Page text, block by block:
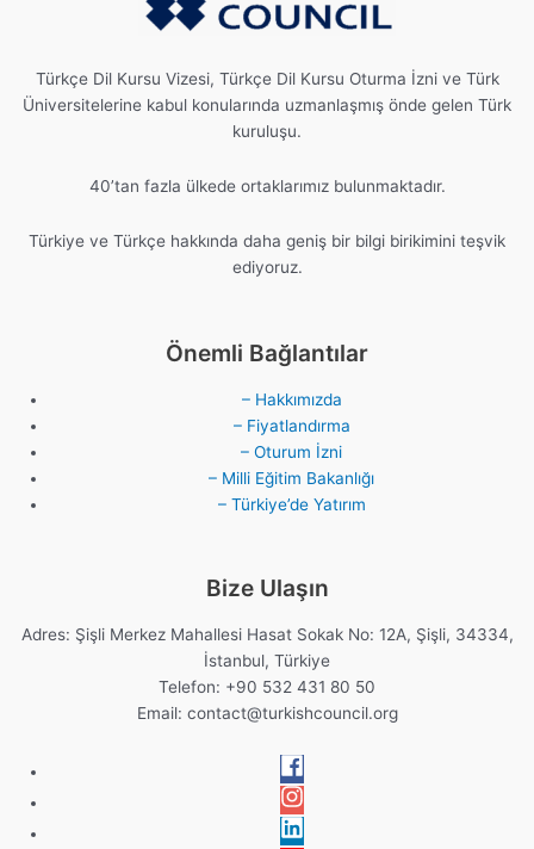
Türkçe Dil Kursu Vizesi, Türkçe Dil Kursu Oturma İzni ve Türk
Üniversitelerine kabul konularında uzmanlaşmış önde gelen Türk
kuruluşu.
40’tan fazla ülkede ortaklarımız bulunmaktadır.
Türkiye ve Türkçe hakkında daha geniş bir bilgi birikimini teşvik
ediyoruz.
Önemli Bağlantılar
– Hakkımızda
– Fiyatlandırma
– Oturum İzni
– Milli Eğitim Bakanlığı
– Türkiye’de Yatırım
Bize Ulaşın
Adres: Şişli Merkez Mahallesi Hasat Sokak No: 12A, Şişli, 34334,
İstanbul, Türkiye
Telefon: +90 532 431 80 50
Email: contact@turkishcouncil.org